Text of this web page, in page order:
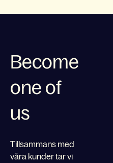
Become
one of
us
Tillsammans med
våra kunder tar vi